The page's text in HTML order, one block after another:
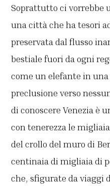
Soprattutto ci vorrebbe
una città che ha tesori
preservata dal flusso
bestiale fuori da ogni
come un elefante in
preclusione verso
di conoscere Venezia è
con tenerezza le
del crollo del muro di
centinaia di migliaia di
che, sfigurate da viaggi